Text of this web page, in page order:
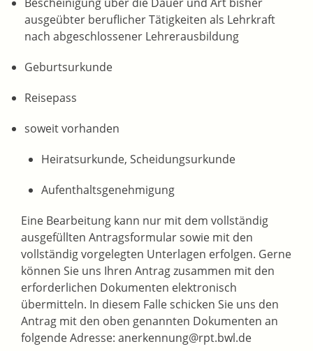
ausgeübter beruflicher Tätigkeiten als Lehrkraft
nach abgeschlossener Lehrerausbildung
Geburtsurkunde
Reisepass
soweit vorhanden
Heiratsurkunde, Scheidungsurkunde
Aufenthaltsgenehmigung
Eine Bearbeitung kann nur mit dem vollständig
ausgefüllten Antragsformular sowie mit den
vollständig vorgelegten Unterlagen erfolgen. Gerne
können Sie uns Ihren Antrag zusammen mit den
erforderlichen Dokumenten elektronisch
übermitteln. In diesem Falle schicken Sie uns den
Antrag mit den oben genannten Dokumenten an
folgende Adresse: anerkennung@rpt.bwl.de